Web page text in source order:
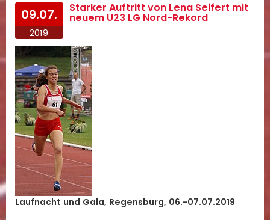
09.07.
2019
Starker Auftritt von Lena Seifert mit
neuem U23 LG Nord-Rekord
Laufnacht und Gala, Regensburg, 06.-07.07.2019